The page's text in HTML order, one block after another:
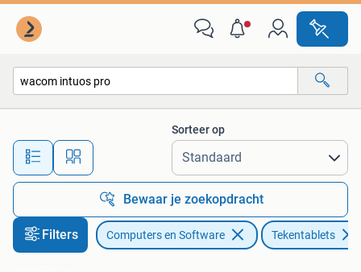
Alle afstanden…
Sorteer op
Bewaar je zoekopdracht
Filters Computers en Software Tekentablets